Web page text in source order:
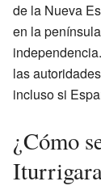
de la Nueva
en la
las
incluso si
¿Cómo